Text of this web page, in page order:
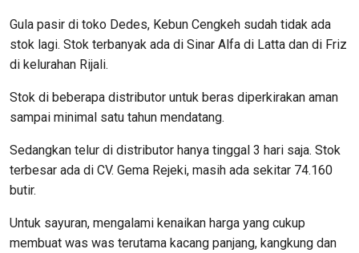
Gula pasir di toko Dedes, Kebun Cengkeh sudah tidak ada
stok lagi. Stok terbanyak ada di Sinar Alfa di Latta dan di Friz
di kelurahan Rijali.
Stok di beberapa distributor untuk beras diperkirakan aman
sampai minimal satu tahun mendatang.
Sedangkan telur di distributor hanya tinggal 3 hari saja. Stok
terbesar ada di CV. Gema Rejeki, masih ada sekitar 74.160
butir.
Untuk sayuran, mengalami kenaikan harga yang cukup
membuat was was terutama kacang panjang, kangkung dan